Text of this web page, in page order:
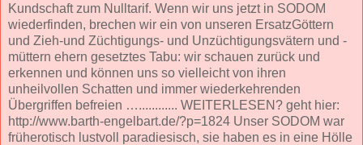
Kundschaft zum Nulltarif. Wenn wir uns jetzt in SODOM
wiederfinden, brechen wir ein von unseren ErsatzGöttern
und Zieh-und Züchtigungs- und Unzüchtigungsvätern und -
müttern ehern gesetztes Tabu: wir schauen zurück und
erkennen und können uns so vielleicht von ihren
unheilvollen Schatten und immer wiederkehrenden
Übergriffen befreien …............ WEITERLESEN? geht hier:
http://www.barth-engelbart.de/?p=1824 Unser SODOM war
früherotisch lustvoll paradiesisch, sie haben es in eine Hölle